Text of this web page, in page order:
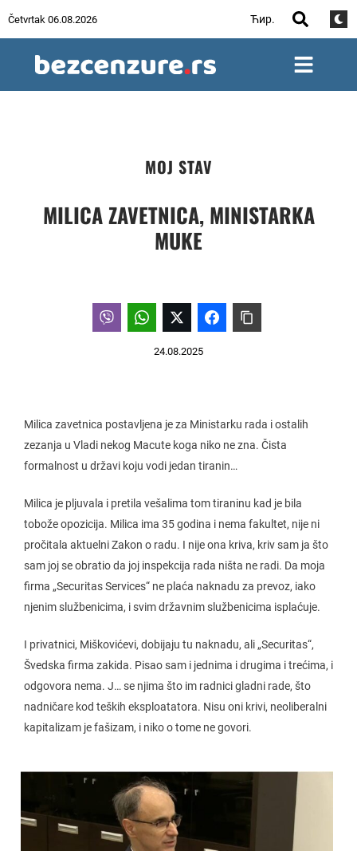
Četvrtak 06.08.2026 Ћир.
MOJ STAV
MILICA ZAVETNICA, MINISTARKA
MUKE
24.08.2025
Milica zavetnica postavljena je za Ministarku rada i ostalih
zezanja u Vladi nekog Macute koga niko ne zna. Čista
formalnost u državi koju vodi jedan tiranin…
Milica je pljuvala i pretila vešalima tom tiraninu kad je bila
tobože opozicija. Milica ima 35 godina i nema fakultet, nije ni
pročitala aktuelni Zakon o radu. I nije ona kriva, kriv sam ja što
sam joj se obratio da joj inspekcija rada ništa ne radi. Da moja
firma „Securitas Services“ ne plaća naknadu za prevoz, iako
njenim službenicima, i svim državnim službenicima isplaćuje.
I privatnici, Miškovićevi, dobijaju tu naknadu, ali „Securitas“,
Švedska firma zakida. Pisao sam i jednima i drugima i trećima, i
odgovora nema. J… se njima što im radnici gladni rade, što
nadničare kod teških eksploatatora. Nisu oni krivi, neoliberalni
kapitalizam je fašizam, i niko o tome ne govori.